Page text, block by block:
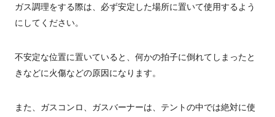
ガス調理をする際は、必ず安定した場所に置いて使用するよう
にしてください。
不安定な位置に置いていると、何かの拍子に倒れてしまったと
きなどに火傷などの原因になります。
また、ガスコンロ、ガスバーナーは、テントの中では絶対に使